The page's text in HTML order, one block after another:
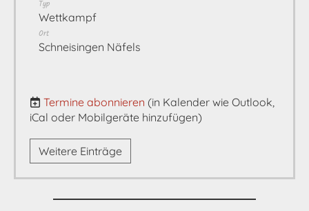
Typ
Wettkampf
Ort
Schneisingen Näfels
Termine abonnieren (in Kalender wie Outlook,
iCal oder Mobilgeräte hinzufügen)
Weitere Einträge